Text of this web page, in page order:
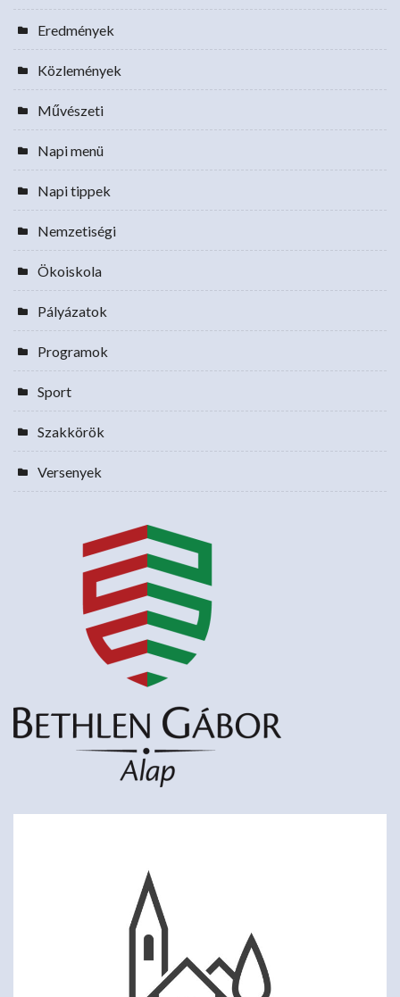
Eredmények
Közlemények
Művészeti
Napi menü
Napi tippek
Nemzetiségi
Ökoiskola
Pályázatok
Programok
Sport
Szakkörök
Versenyek